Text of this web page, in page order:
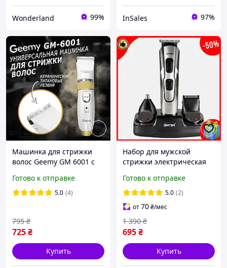
Wonderland 99% InSales 97%
Машинка для стрижки
волос Geemy GM 6001 с
керамические ножи
Готово к отправке
5.0 (4)
725₴
795 ₴
Купить
Набор для мужской
стрижки электрическая
машинки для стрижки
усов и бороды Geemy PMX
Готово к отправке
5.0 (2)
от70₴/мес
695₴
1 390 ₴
Купить